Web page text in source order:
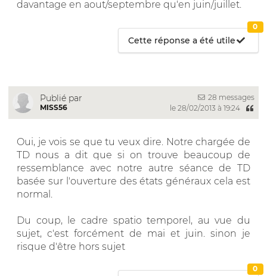
davantage en aout/septembre qu'en juin/juillet.
Cette réponse a été utile
0
Publié par
MISS56
28 messages
le 28/02/2013 à 19:24
Oui, je vois se que tu veux dire. Notre chargée de
TD nous a dit que si on trouve beaucoup de
ressemblance avec notre autre séance de TD
basée sur l'ouverture des états généraux cela est
normal.
Du coup, le cadre spatio temporel, au vue du
sujet, c'est forcément de mai et juin. sinon je
risque d'être hors sujet
0